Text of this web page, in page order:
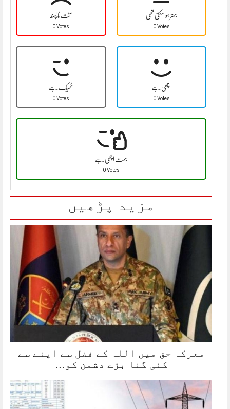
سخت نا پسند
0 Votes
بہتر ہو سکتی تھی
0 Votes
ٹھیک ہے
0 Votes
اچھی ہے
0 Votes
بہت اچھی ہے
0 Votes
مزید پڑھیں
معرکہ حق میں اللہ کے فضل سے اپنے سے
کئی گنا بڑے دشمن کو…